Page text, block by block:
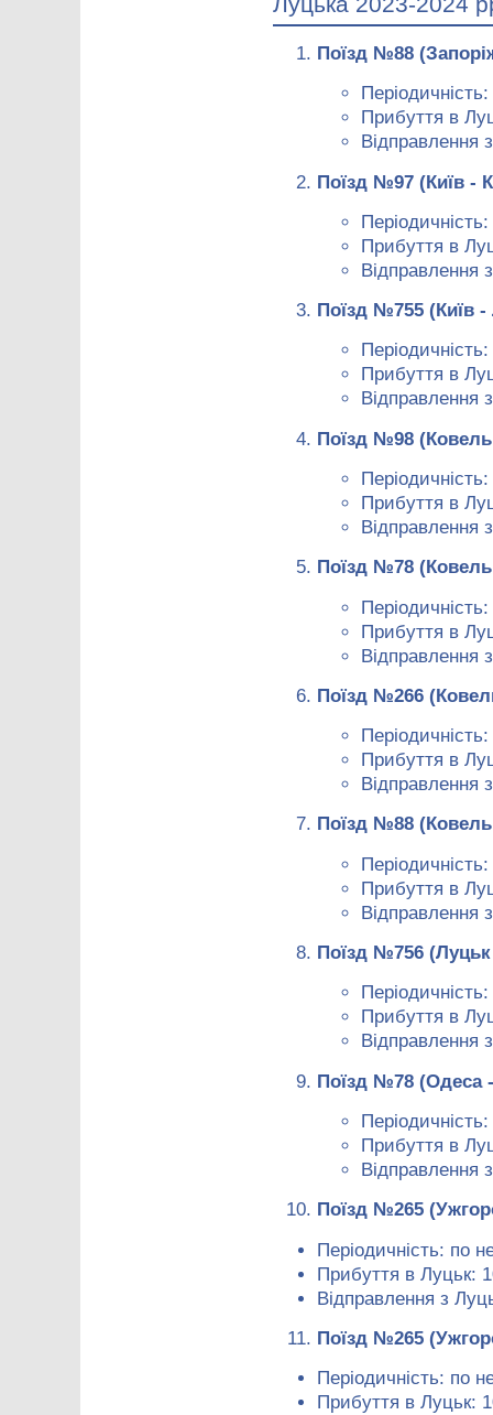
Поїзд №88
Прибуття в
Відправлення
Поїзд №97 (Київ -
Прибуття в
Відправлення
Поїзд №755 (Київ -
Прибуття в
Відправлення
Поїзд №98 (Ковель
Прибуття в
Відправлення
Поїзд №78
Прибуття в
Відправлення
Поїзд №266
Прибуття в
Відправлення
Поїзд №88
Прибуття в
Відправлення
Поїзд №756 (Луцьк
Прибуття в
Відправлення
Поїзд №78 (Одеса
Прибуття в
Відправлення
Поїзд №265
Періодичність: по
Прибуття в Луцьк:
Відправлення з
Поїзд №265
Періодичність: по
Прибуття в Луцьк: